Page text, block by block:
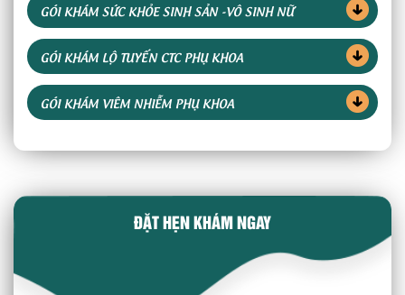
GÓI KHÁM SỨC KHỎE SINH SẢN -VÔ SINH NỮ
GÓI KHÁM LỘ TUYẾN CTC PHỤ KHOA
GÓI KHÁM VIÊM NHIỄM PHỤ KHOA
ĐẶT HẸN KHÁM NGAY